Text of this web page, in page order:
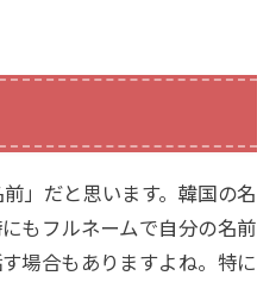
」だと思います。韓国の名
もフルネームで自分の名前
場合もありますよね。特に